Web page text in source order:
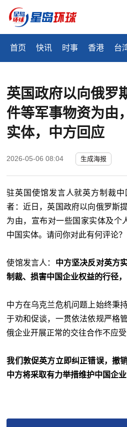
首页 快讯 时事 香港 台
英国政府以向俄罗
件等军事物资为由
实体，中方回应
2026-05-06 08:04 生成海报
驻英国使馆发言人就英方制裁
者：近日，英国政府以向俄罗斯
为由，宣布对一些国家实体及个
中国实体。请问你对此有何评论？
使馆发言人： 中方坚决反对英方
制裁、损害中国企业权益的行径
中方在乌克兰危机问题上始终秉
于劝和促谈，一贯依法依规严格
俄企业开展正常的交往合作不
我们敦促英方立即纠正错误，撤
中方将采取有力举措维护中国企业